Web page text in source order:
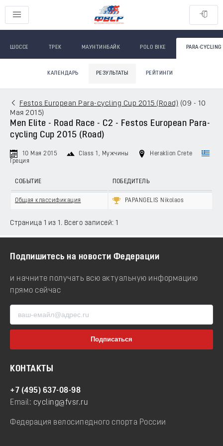
ШОССЕ ТРЕК МАУНТИНБАЙК POLO BIKE PARA-CYCLING
КАЛЕНДАРЬ РЕЗУЛЬТАТЫ РЕЙТИНГИ
Festos European Para-cycling Cup 2015 (Road) (09 - 10
Мая 2015)
Men Elite - Road Race - C2 - Festos European Para-
cycling Cup 2015 (Road)
10 Мая 2015 Class 1 , Мужчины
Heraklion Crete
Греция
СОБЫТИЕ ПОБЕДИТЕЛЬ
Общая классификация PAPANGELIS Nikolaos
Страница 1 из 1. Всего записей: 1
Подпишитесь на новости Федерации
и начните получать всю актуальную информацию
прямо сейчас
КОНТАКТЫ
+7 (495) 637-08-98
Email: cycling@fvsr.ru
Федерация велосипедного спорта России